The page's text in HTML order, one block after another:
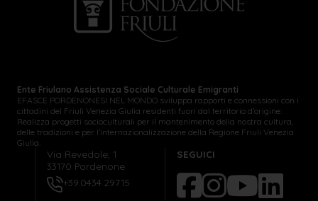
Ente Friulano Assistenza Sociale Culturale Emigranti
EFASCE PORDENONESI NEL MONDO sviluppa rapporti e connessioni con i
cittadini del Friuli Venezia Giulia residenti fuori dal territorio d’origine.
Realizza progetti socioculturali per il mantenimento della nostra cultura,
delle tradizioni e per l’internazionalizzazione della Regione Friuli Venezia
Giulia.
Via Revedole, 1
33170 Pordenone
+39.0434.29715
SEGUICI